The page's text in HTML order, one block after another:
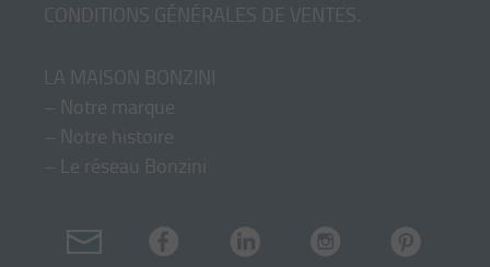
CONDITIONS GÉNÉRALES DE VENTES
LA MAISON BONZINI
– Notre marque
– Notre histoire
– Le réseau Bonzini